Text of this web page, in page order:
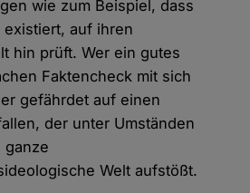
wie zum Beispiel, dass
existiert, auf ihren
hin prüft. Wer ein gutes
Faktencheck mit sich
gefährdet auf einen
der unter Umständen
ganze
Welt aufstößt.